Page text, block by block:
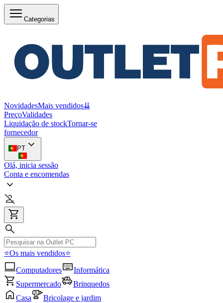
Categorias
NovidadesMais vendidos⇊
PreçoValidades
Liquidação de stockTornar-se
fornecedor
PT
Olá, inicia sessão
Conta e encomendas
⭐Os mais vendidos⭐
Computadores
Informática
Supermercado
Brinquedos
Casa
Bricolage e jardim